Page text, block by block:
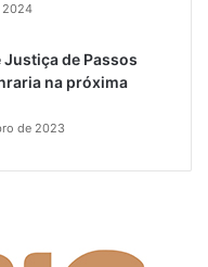
2024
de Passos
na próxima
de 2023